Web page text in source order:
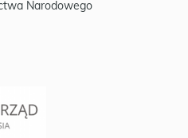
Narodowego